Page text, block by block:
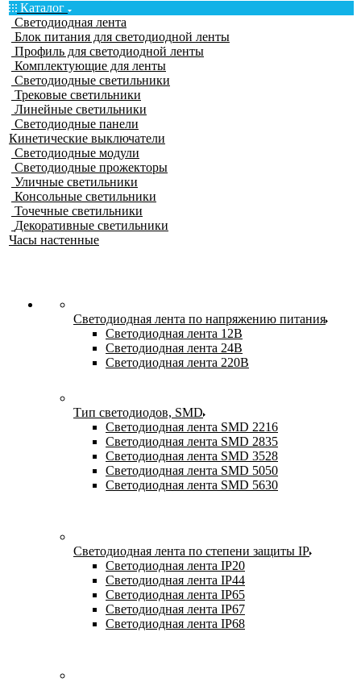
Каталог
Светодиодная лента
Блок питания для светодиодной ленты
Профиль для светодиодной ленты
Комплектующие для ленты
Светодиодные светильники
Трековые светильники
Линейные светильники
Светодиодные панели
Кинетические выключатели
Светодиодные модули
Светодиодные прожекторы
Уличные светильники
Консольные светильники
Точечные светильники
Декоративные светильники
Часы настенные
Светодиодная лента по напряжению питания
Светодиодная лента 12В
Светодиодная лента 24В
Светодиодная лента 220В
Тип светодиодов, SMD
Cветодиодная лента SMD 2216
Светодиодная лента SMD 2835
Светодиодная лента SMD 3528
Светодиодная лента SMD 5050
Светодиодная лента SMD 5630
Светодиодная лента по степени защиты IP
Светодиодная лента IP20
Светодиодная лента IP44
Светодиодная лента IP65
Светодиодная лента IP67
Светодиодная лента IP68